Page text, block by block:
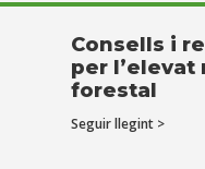
Consells i
per l’elevat
forestal
Seguir llegint >